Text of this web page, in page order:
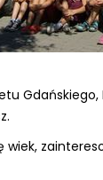
Gdańskiego,